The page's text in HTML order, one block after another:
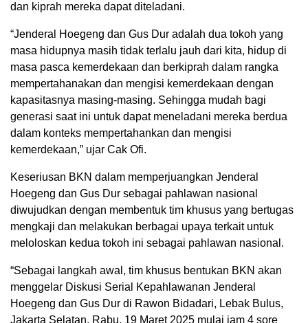
dan kiprah mereka dapat diteladani.
“Jenderal Hoegeng dan Gus Dur adalah dua tokoh yang
masa hidupnya masih tidak terlalu jauh dari kita, hidup di
masa pasca kemerdekaan dan berkiprah dalam rangka
mempertahanakan dan mengisi kemerdekaan dengan
kapasitasnya masing-masing. Sehingga mudah bagi
generasi saat ini untuk dapat meneladani mereka berdua
dalam konteks mempertahankan dan mengisi
kemerdekaan,” ujar Cak Ofi.
Keseriusan BKN dalam memperjuangkan Jenderal
Hoegeng dan Gus Dur sebagai pahlawan nasional
diwujudkan dengan membentuk tim khusus yang bertugas
mengkaji dan melakukan berbagai upaya terkait untuk
meloloskan kedua tokoh ini sebagai pahlawan nasional.
“Sebagai langkah awal, tim khusus bentukan BKN akan
menggelar Diskusi Serial Kepahlawanan Jenderal
Hoegeng dan Gus Dur di Rawon Bidadari, Lebak Bulus,
Jakarta Selatan, Rabu, 19 Maret 2025 mulai jam 4 sore